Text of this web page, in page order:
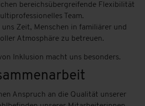
bereichsübergreifende Flexibilität
Team.
uns Zeit, Menschen in familiärer und
Atmosphäre zu betreuen.
Inklusion macht uns besonders.
Anspruch an die Qualität unserer